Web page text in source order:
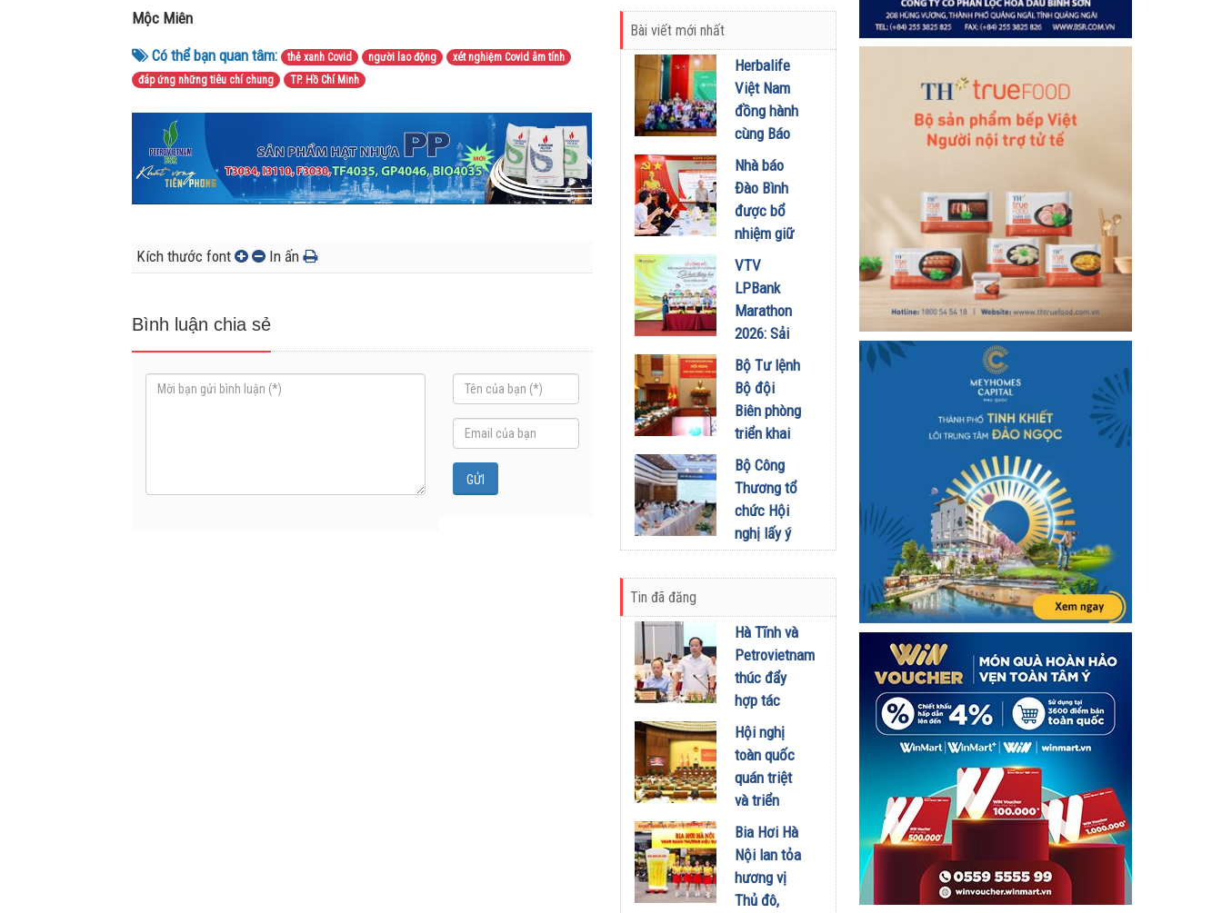
Mộc Miên
Có thể bạn quan tâm: thẻ xanh Covid người lao động
xét nghiệm Covid âm tính
đáp ứng những tiêu chí chung
TP. Hồ Chí Minh
Kích thước font In ấn
Bình luận chia sẻ
bền vững
24/03/2026
mới sáng
chuyển đổi
xanh
17/03/2026
Bài viết mới nhất
Herbalife
Việt Nam
đồng hành
cùng Báo
Sức khỏe
và Đời
sống tổ
chức Cuộc
thi “Tôi
Khỏe Đẹp
Hơn” lần
thứ 5 để
khuyến
khích mọi
người trở
thành
phiên bản
chính mình
01/08/2026
Nhà báo
Đào Bình
được bổ
nhiệm giữ
chức Tổng
Biên tập
Tạp chí
Doanh
Đầu tư
01/08/2026
VTV
LPBank
Marathon
2026: Sải
bước qua
miền Di
sản, lan
tỏa giá trị
xanh
31/07/2026
Bộ Tư lệnh
Bộ đội
Biên phòng
triển khai
phương
hướng,
nhiệm vụ
trọng tâm
tháng
Bộ Công
Thương tổ
chức Hội
nghị lấy ý
kiến dự
thảo Nghị
kinh doanh
xăng dầu
29/07/2026
Tin đã đăng
Hà Tĩnh và
Petrovietnam
thúc đẩy
hợp tác
phát triển
trung tâm
công
nghiệp -
sinh thái
tại Vũng
Áng
29/07/2026
Hội nghị
toàn quốc
quán triệt
và triển
khai thực
hiện Nghị
quyết Hội
nghị Trung
Bia Hơi Hà
Nội lan tỏa
hương vị
Thủ đô,